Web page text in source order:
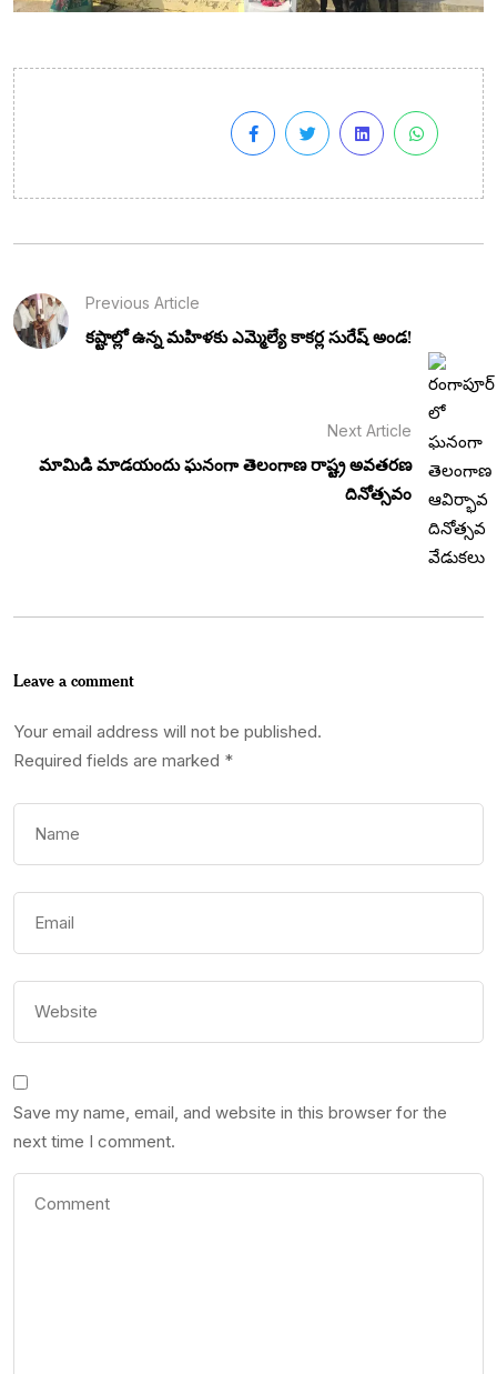
Previous Article
కష్టాల్లో ఉన్న మహిళకు ఎమ్మెల్యే కాకర్ల సురేష్ అండ!
Next Article
మామిడి మాడయందు ఘనంగా తెలంగాణ రాష్ట్ర అవతరణ
దినోత్సవం
Leave a comment
Your email address will not be published.
Required fields are marked *
Save my name, email, and website in this browser for the
next time I comment.